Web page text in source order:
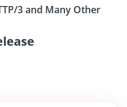
3 and Many Other